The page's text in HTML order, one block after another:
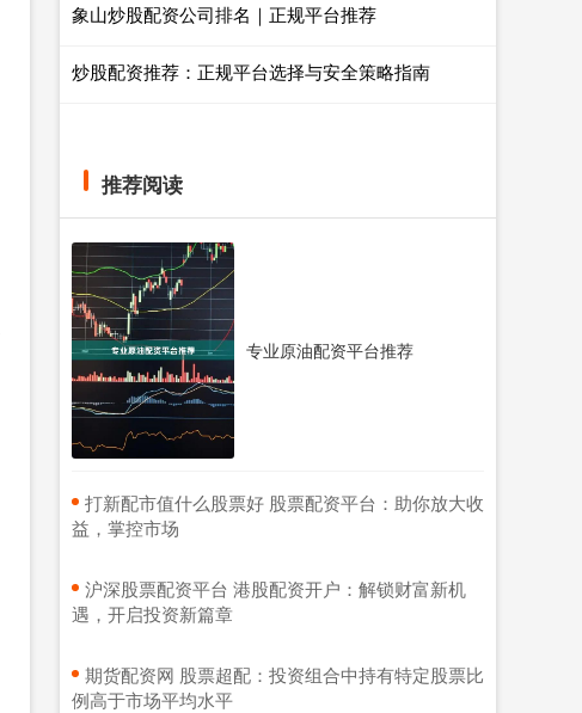
象山炒股配资公司排名｜正规平台推荐
炒股配资推荐：正规平台选择与安全策略指南
推荐阅读
专业原油配资平台推荐
​打新配市值什么股票好 股票配资平台：助你放大收
益，掌控市场
​沪深股票配资平台 港股配资开户：解锁财富新机
遇，开启投资新篇章
​期货配资网 股票超配：投资组合中持有特定股票比
例高于市场平均水平